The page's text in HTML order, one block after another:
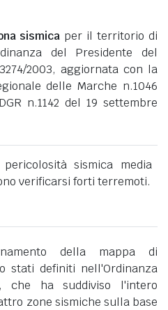
sismica per il territorio di
del Presidente del
2003, aggiornata con la
delle Marche n.1046
n.1142 del 19 settembre
sismica media
verificarsi forti terremoti.
della mappa di
stati definiti nell'Ordinanza
che ha suddiviso l'intero
zone sismiche sulla base